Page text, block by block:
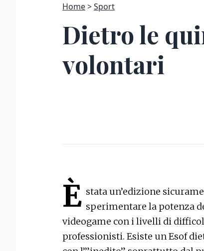
Home Sport
Dietro le
volontari
È stata un’edizione
sperimentare la potenza
videogame con i livelli di
professionisti. Esiste un Esof